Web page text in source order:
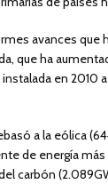
avances que
que ha
en 2010
a la eólica
de energía más
carbón